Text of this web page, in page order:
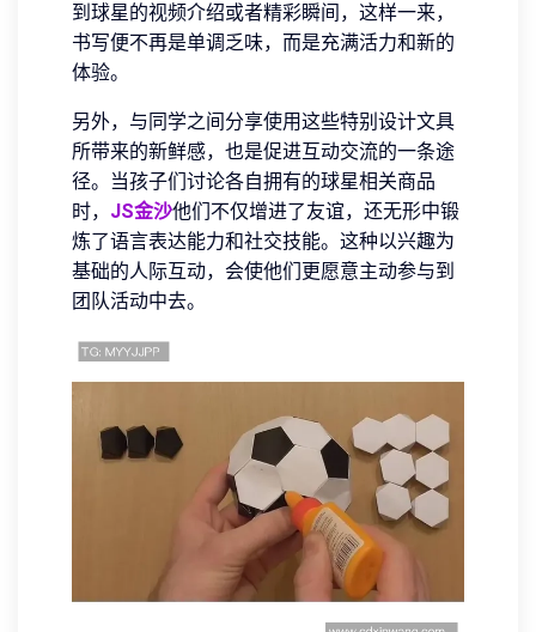
到球星的视频介绍或者精彩瞬间，这样一来，
书写便不再是单调乏味，而是充满活力和新的
体验。
另外，与同学之间分享使用这些特别设计文具
所带来的新鲜感，也是促进互动交流的一条途
径。当孩子们讨论各自拥有的球星相关商品
时， JS金沙他们不仅增进了友谊，还无形中锻
炼了语言表达能力和社交技能。这种以兴趣为
基础的人际互动，会使他们更愿意主动参与到
团队活动中去。